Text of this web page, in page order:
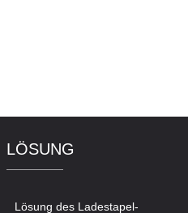
LÖSUNG
Lösung des Ladestapel-